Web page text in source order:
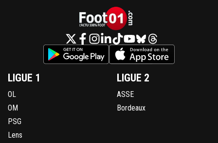
LIGUE 1
OL
OM
PSG
Lens
LIGUE 2
ASSE
Bordeaux